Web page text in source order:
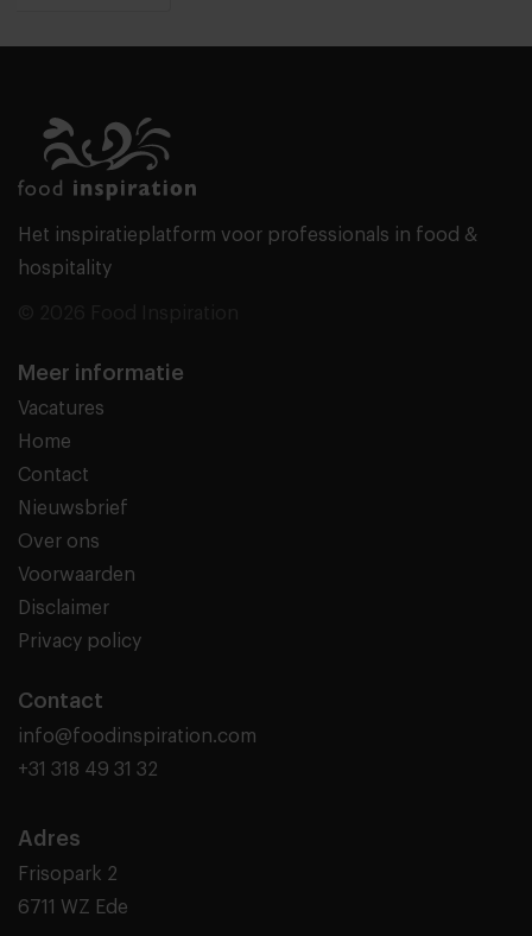
Het inspiratieplatform voor professionals in food &
hospitality
Meer informatie
Vacatures
Home
Contact
Nieuwsbrief
Over ons
Voorwaarden
Disclaimer
Privacy policy
Contact
info@foodinspiration.com
+31 318 49 31 32
Adres
Frisopark 2
6711 WZ Ede